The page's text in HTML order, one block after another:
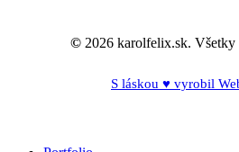
© 2026 karolfelix.sk. Všetky
S láskou ♥ vyrobil